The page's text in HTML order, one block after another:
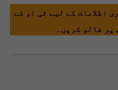
اطلاعات کے لیے ٹی او کے
پر فالو کریں۔